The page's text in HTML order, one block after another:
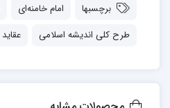
برچسبها امام خامنه‌ای
طرح کلی اندیشه اسلامی
عقاید